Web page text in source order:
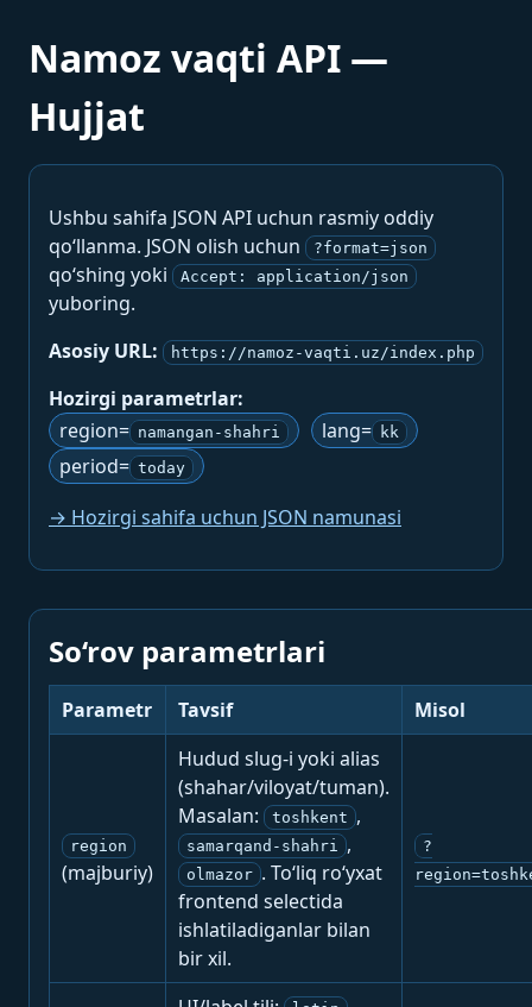
Namoz vaqti API —
Hujjat
Ushbu sahifa JSON API uchun rasmiy oddiy
qo‘llanma. JSON olish uchun
?format=json
qo‘shing yoki Accept: application/json
yuboring.
Asosiy URL:
https://namoz-vaqti.uz/index.php
Hozirgi parametrlar:
region= namangan-shahri lang= kk
period= today
→ Hozirgi sahifa uchun JSON namunasi
So‘rov parametrlari
Parametr Tavsif Misol
region
(majburiy)
Hudud slug-i yoki alias
(shahar/viloyat/tuman).
Masalan:
toshkent ,
samarqand-shahri ,
olmazor . To‘liq ro‘yxat
frontend selectida
ishlatiladiganlar bilan
bir xil.
?